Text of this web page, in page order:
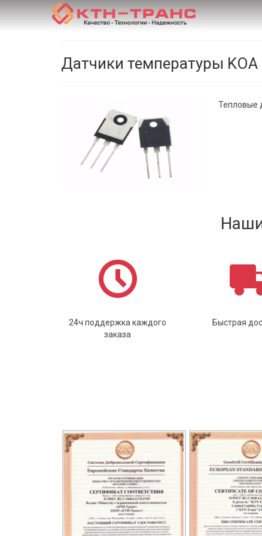
Датчики температуры KOA
Тепловые
24ч поддержка каждого
заказа
Быстрая